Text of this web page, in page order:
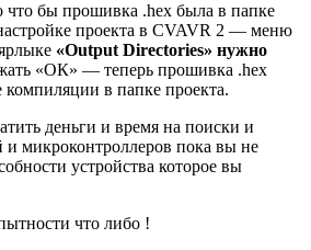
бы прошивка .hex была в папке
проекта в CVAVR 2 — меню
«Output Directories» нужно
«ОК» — теперь прошивка .hex
компиляции в папке проекта.
деньги и время на поиски и
и микроконтроллеров пока вы не
устройства которое вы
что либо !